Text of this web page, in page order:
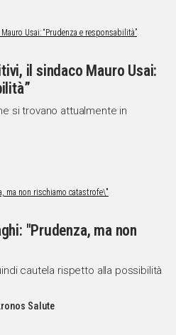
il sindaco Mauro Usai:
si trovano attualmente in
"Prudenza, ma non
cautela rispetto alla possibilità
Salute